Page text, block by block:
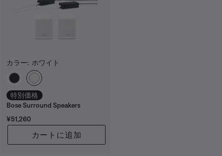
カラー: ホワイト
カラーの選択
特別価格
Bose Surround Speakers
価格:
¥51,260
カートに追加